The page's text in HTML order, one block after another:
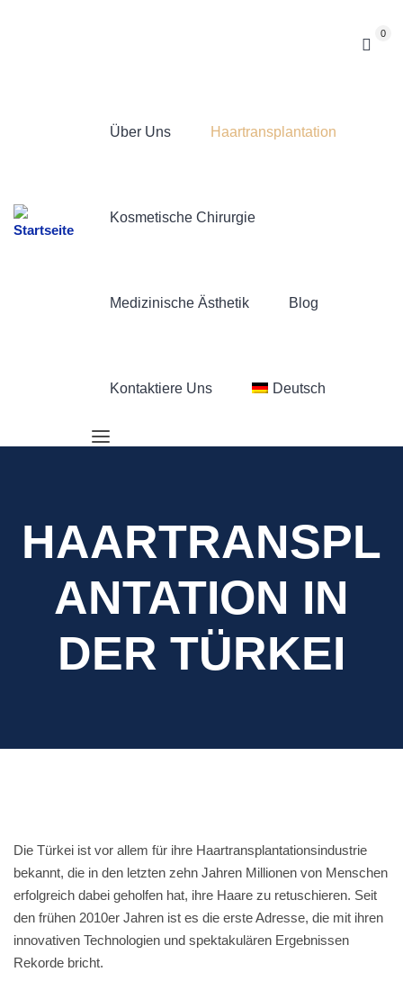
0
Über Uns Haartransplantation
Kosmetische Chirurgie
Medizinische Ästhetik Blog
Kontaktiere Uns Deutsch
HAARTRANSPL
ANTATION IN
DER TÜRKEI
Die Türkei ist vor allem für ihre Haartransplantationsindustrie
bekannt, die in den letzten zehn Jahren Millionen von Menschen
erfolgreich dabei geholfen hat, ihre Haare zu retuschieren. Seit
den frühen 2010er Jahren ist es die erste Adresse, die mit ihren
innovativen Technologien und spektakulären Ergebnissen
Rekorde bricht.